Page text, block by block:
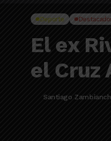
Deporte
El ex
el Cruz
Santiago